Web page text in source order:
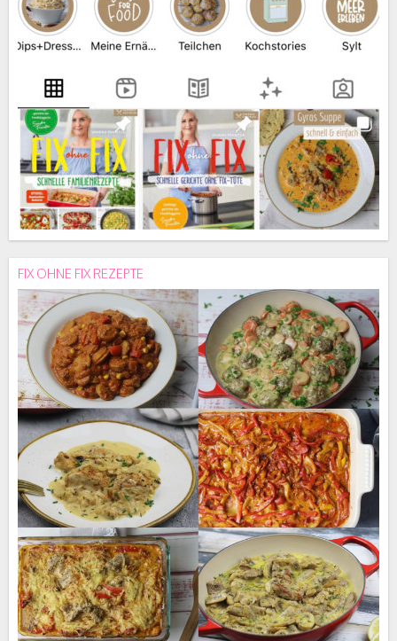
FIX OHNE FIX REZEPTE